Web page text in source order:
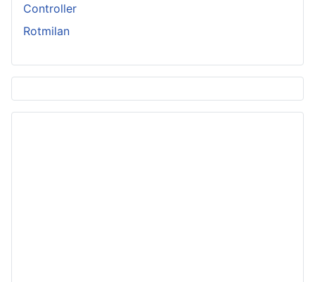
Controller
Rotmilan